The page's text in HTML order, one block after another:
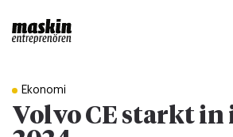
Ekonomi
Volvo CE starkt